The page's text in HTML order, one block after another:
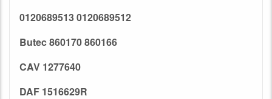
0120689513 0120689512
Butec 860170 860166
CAV 1277640
DAF 1516629R